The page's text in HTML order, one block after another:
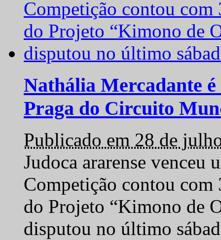
Nathália Mercadante
Praga do Circuito
Publicado em 28 de
Judoca ararense venceu
Competição contou com
do Projeto “Kimono de
disputou no último